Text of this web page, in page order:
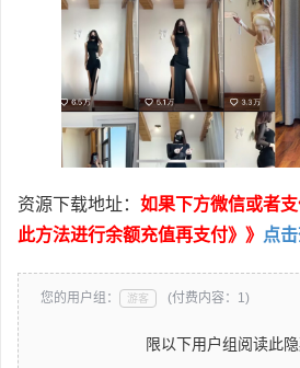
资源下载地址： 如果下方微信或者
此方法进行余额充值再支付》》 点
您的用户组： 游客 (付费内容：1)
限以下用户组阅读此